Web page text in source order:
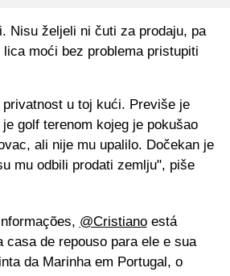
Nisu željeli ni čuti za prodaju, pa
moći bez problema pristupiti
u toj kući. Previše je
golf terenom kojeg je pokušao
ali nije mu upalilo. Dočekan je
mu odbili prodati zemlju", piše
@Cristianoestá
casa de repouso para ele e sua
da Marinha em Portugal, o